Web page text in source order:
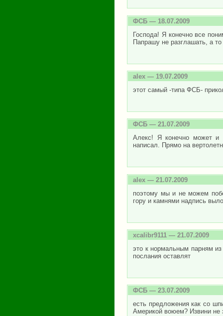
ФСБ — 18.07.2009
Господа! Я конечно все
Папрашу не разглашать, а
alex — 19.07.2009
этот самый -типа ФСБ-
ФСБ — 21.07.2009
Алекс! Я конечно может и
написал. Прямо на
alex — 21.07.2009
поэтому мы и не можем
гору и камнями надпись
xcalibr9111 — 21.07.2009
это к нормальным парням из
послания оставлят
ФСБ — 23.07.2009
есть предложения как со
Америкой воюем? Извини не